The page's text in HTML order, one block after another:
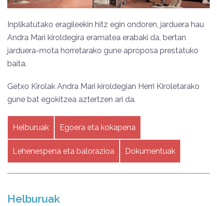
Inplikatutako eragileekin hitz egin ondoren, jarduera hau
Andra Mari kiroldegira eramatea erabaki da, bertan
jarduera-mota horretarako gune aproposa prestatuko
baita.
Getxo Kirolak Andra Mari kiroldegian Herri Kiroletarako
gune bat egokitzea aztertzen ari da.
Helburuak Egoera eta kokapena
Lehenespena eta balorazioa Dokumentuak
Helburuak